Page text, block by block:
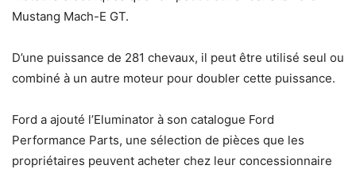
Mustang Mach-E GT.
D’une puissance de 281 chevaux, il peut être utilisé seul ou
combiné à un autre moteur pour doubler cette puissance.
Ford a ajouté l’Eluminator à son catalogue Ford
Performance Parts, une sélection de pièces que les
propriétaires peuvent acheter chez leur concessionnaire